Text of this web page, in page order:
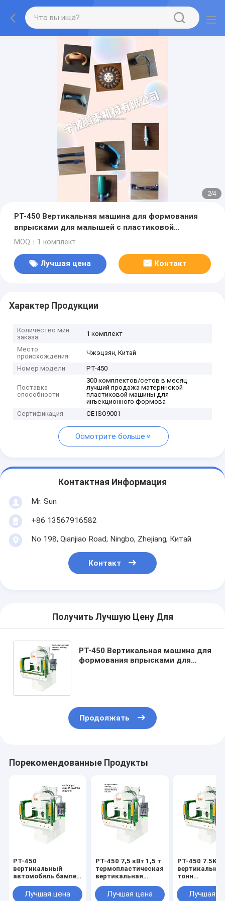
2/4
PT-450 Вертикальная машина для формования
впрысками для малышей с пластиковой
пластиной мощностью 7,5 кВт
MOQ：1 комплект
Лучшая цена Контакт
Характер Продукции
Количество мин
заказа
1 комплект
Место
происхождения
Чжэцзян, Китай
Номер модели PT-450
Поставка
способности
300 комплектов/сетов в месяц
лучший продажа материнской
пластиковой машины для
инъекционного формова
Сертификация
CE ISO9001
Осмотрите больше
Контактная Информация
Mr. Sun
+86 13567916582
No 198, Qianjiao Road, Ningbo, Zhejiang, Китай
Контакт
Получить Лучшую Цену Для
PT-450 Вертикальная машина для
формования впрысками для
Продолжать
Порекомендованные Продукты
PT-450
вертикальный
автомобиль бампер
инжектор машины
7,5 кВт
Лучшая цена
PT-450 7,5 кВт 1,5 т
термопластическая
вертикальная
фильтрация
автоматическая
Лучшая цена
PT-450 7.5KW
тонн
машина для
инжекцией
Лучшая